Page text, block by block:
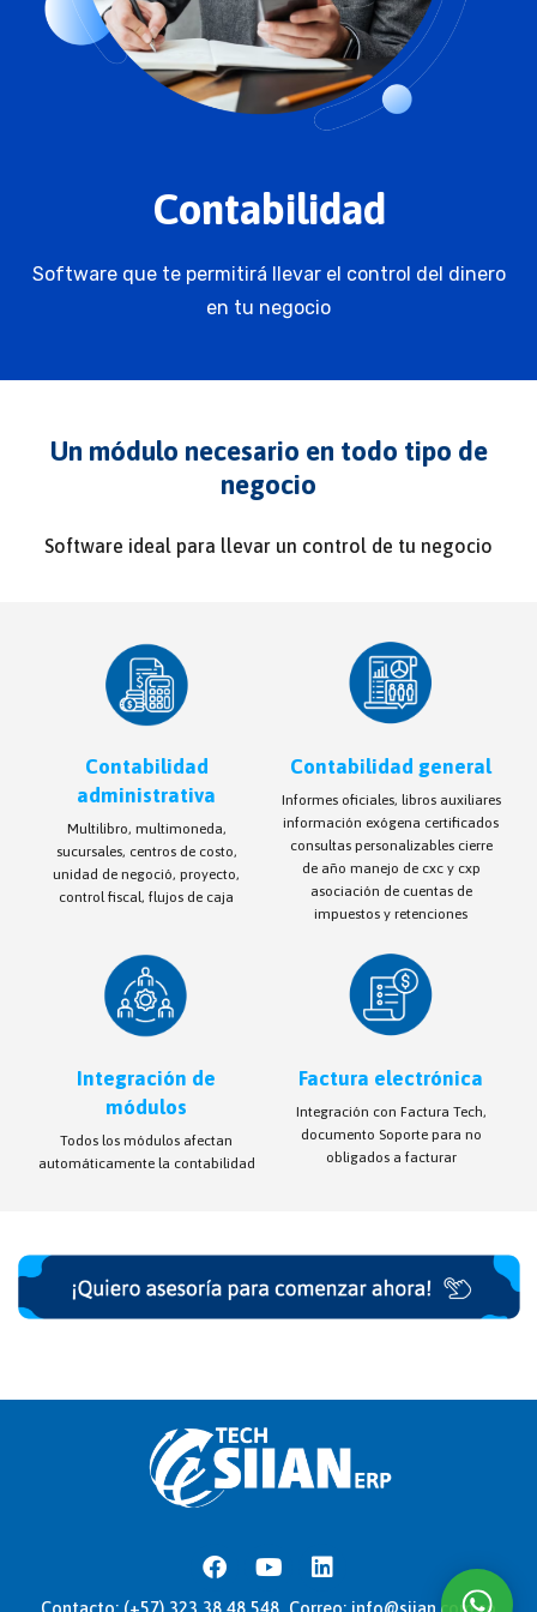
Contabilidad
Software que te permitirá llevar el control del dinero
en tu negocio
Un módulo necesario en todo tipo de
negocio
Software ideal para llevar un control de tu negocio
Contabilidad
administrativa
Multilibro, multimoneda,
sucursales, centros de costo,
unidad de negoció, proyecto,
control fiscal, flujos de caja
Contabilidad general
Informes oficiales, libros auxiliares
información exógena certificados
consultas personalizables cierre
de año manejo de cxc y cxp
asociación de cuentas de
impuestos y retenciones
Integración de
módulos
Todos los módulos afectan
automáticamente la contabilidad
Factura electrónica
Integración con Factura Tech,
documento Soporte para no
obligados a facturar
Facebook
YoutubeLinkedin
Contacto: (+57) 323 38 48 548 Correo: info@siian.com.co